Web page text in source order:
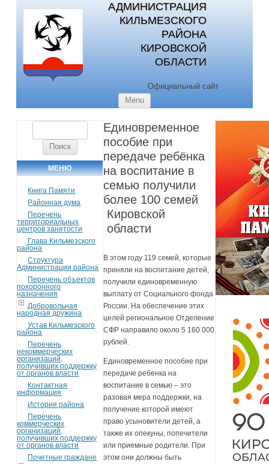
АДМИНИСТРАЦИЯ
КИЛЬМЕЗСКОГО
РАЙОНА
КИРОВСКОЙ
ОБЛАСТИ
Официальный сайт
Menu
МЕНЮ
Книга Памяти
Районная дума
Перечень
территориальных
центров занятости
Глава Кильмезского
района
Структура
Администрации района
Перечень объектов
похоронного
назначения
Добровольная
народная дружина
Устав Кильмезского
района
Перечень
некоммерческих
организаций,
получивших поддержку
от органов власти
Контактная
информация
История района
Перечень
коммерческих
организаций,
получивших поддержку
от органов власти
Почетные граждане
Единовременное
пособие при
передаче ребёнка
на воспитание в
семью получили
более 100 семей
Кировской
области
В этом году 119 семей, которые
приняли на воспитание детей,
получили единовременную
выплату от Социального фонда
России. На обеспечение этих
целей региональное Отделение
СФР направило около 5 160 000
рублей.
Единовременное пособие при
передаче ребенка на
воспитание в семью – это
разовая мера поддержки, на
получение которой имеют
право усыновители детей, а
также их опекуны, попечители
или приемные родители. При
этом они должны быть